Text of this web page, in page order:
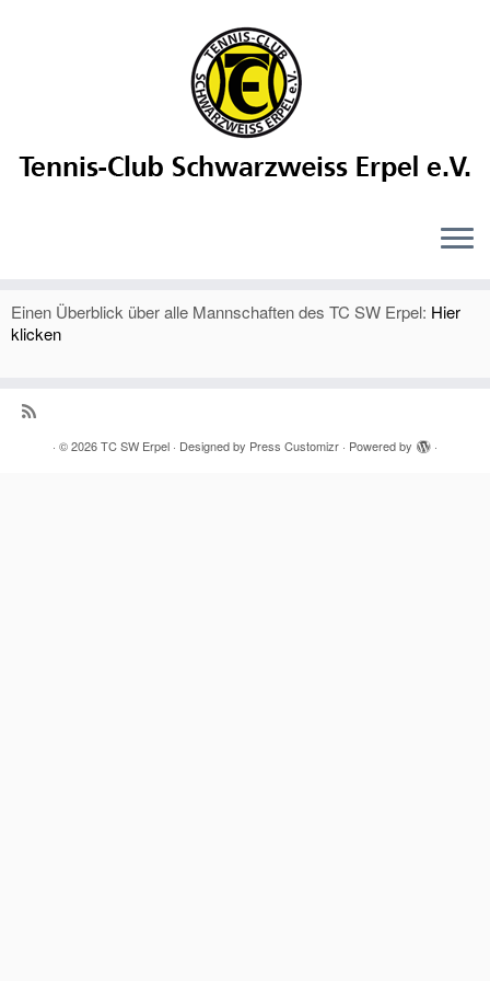
Herren 65
Einen Überblick über alle Mannschaften des TC SW Erpel: Hier
klicken
· © 2026TC SW Erpel · Designed by Press Customizr · Powered by ·